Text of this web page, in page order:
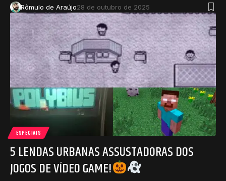
Rômulo de Araújo28 de outubro de 2025
ESPECIAIS
5 LENDAS URBANAS ASSUSTADORAS DOS
JOGOS DE VÍDEO GAME!